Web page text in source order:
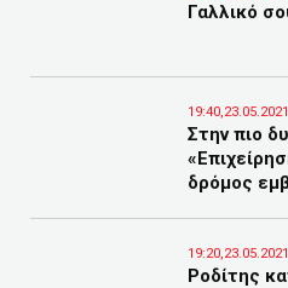
Γαλλικό
19:40,23.05.2021
Στην πιο
δρόμος
19:20,23.05.2021
Ροδίτης